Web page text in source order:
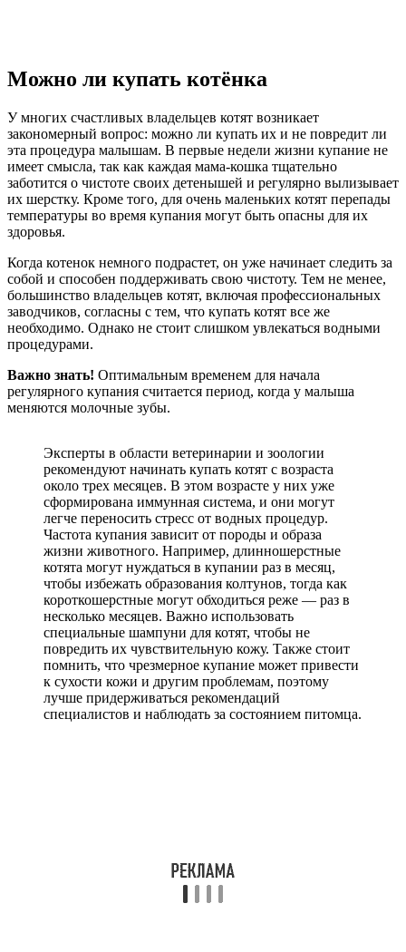
Можно ли купать котёнка
У многих счастливых владельцев котят возникает
закономерный вопрос: можно ли купать их и не повредит ли
эта процедура малышам. В первые недели жизни купание не
имеет смысла, так как каждая мама-кошка тщательно
заботится о чистоте своих детенышей и регулярно вылизывает
их шерстку. Кроме того, для очень маленьких котят перепады
температуры во время купания могут быть опасны для их
здоровья.
Когда котенок немного подрастет, он уже начинает следить за
собой и способен поддерживать свою чистоту. Тем не менее,
большинство владельцев котят, включая профессиональных
заводчиков, согласны с тем, что купать котят все же
необходимо. Однако не стоит слишком увлекаться водными
процедурами.
Важно знать! Оптимальным временем для начала
регулярного купания считается период, когда у малыша
меняются молочные зубы.
Эксперты в области ветеринарии и зоологии
рекомендуют начинать купать котят с возраста
около трех месяцев. В этом возрасте у них уже
сформирована иммунная система, и они могут
легче переносить стресс от водных процедур.
Частота купания зависит от породы и образа
жизни животного. Например, длинношерстные
котята могут нуждаться в купании раз в месяц,
чтобы избежать образования колтунов, тогда как
короткошерстные могут обходиться реже — раз в
несколько месяцев. Важно использовать
специальные шампуни для котят, чтобы не
повредить их чувствительную кожу. Также стоит
помнить, что чрезмерное купание может привести
к сухости кожи и другим проблемам, поэтому
лучше придерживаться рекомендаций
специалистов и наблюдать за состоянием питомца.